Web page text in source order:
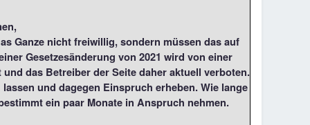
Ganze nicht freiwillig, sondern müssen das auf
Gesetzesänderung von 2021 wird von einer
das Betreiber der Seite daher aktuell verboten.
und dagegen Einspruch erheben. Wie lange
ein paar Monate in Anspruch nehmen.